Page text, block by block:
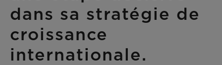
dans sa stratégie de
croissance
internationale.